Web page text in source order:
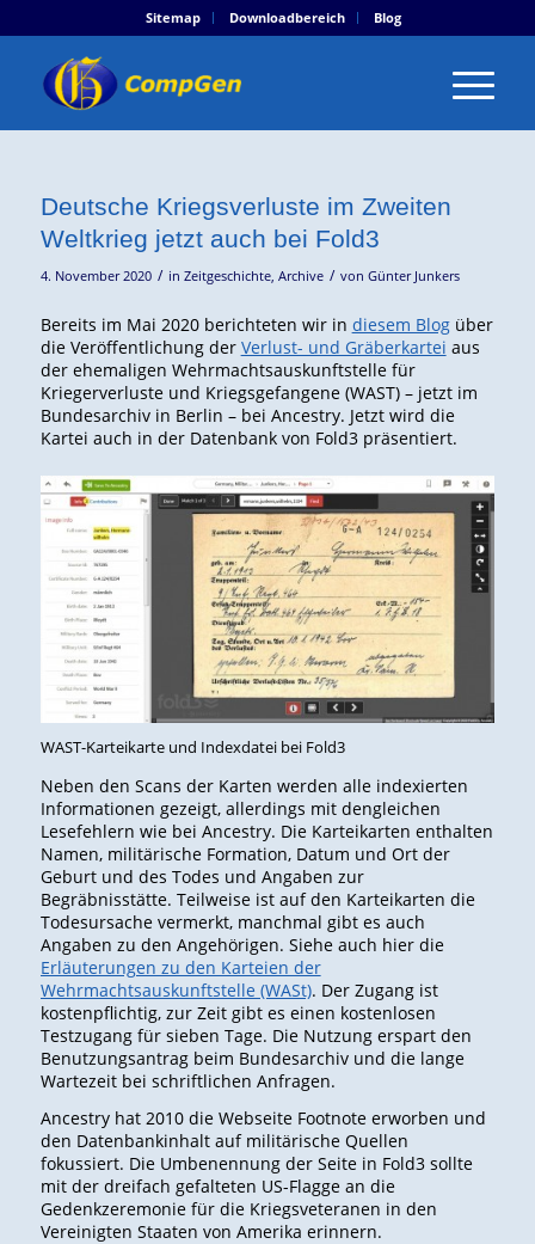
Sitemap Downloadbereich Blog
Deutsche Kriegsverluste im Zweiten
Weltkrieg jetzt auch bei Fold3
4. November 2020 / in Zeitgeschichte, Archive / von Günter Junkers
Bereits im Mai 2020 berichteten wir in diesem Blogüber
die Veröffentlichung der Verlust- und Gräberkartei aus
der ehemaligen Wehrmachtsauskunftstelle für
Kriegerverluste und Kriegsgefangene (WAST) – jetzt im
Bundesarchiv in Berlin – bei Ancestry. Jetzt wird die
Kartei auch in der Datenbank von Fold3 präsentiert.
WAST-Karteikarte und Indexdatei bei Fold3
Neben den Scans der Karten werden alle indexierten
Informationen gezeigt, allerdings mit dengleichen
Lesefehlern wie bei Ancestry. Die Karteikarten enthalten
Namen, militärische Formation, Datum und Ort der
Geburt und des Todes und Angaben zur
Begräbnisstätte. Teilweise ist auf den Karteikarten die
Todesursache vermerkt, manchmal gibt es auch
Angaben zu den Angehörigen. Siehe auch hier die
Erläuterungen zu den Karteien der
Wehrmachtsauskunftstelle (WASt). Der Zugang ist
kostenpflichtig, zur Zeit gibt es einen kostenlosen
Testzugang für sieben Tage. Die Nutzung erspart den
Benutzungsantrag beim Bundesarchiv und die lange
Wartezeit bei schriftlichen Anfragen.
Ancestry hat 2010 die Webseite Footnote erworben und
den Datenbankinhalt auf militärische Quellen
fokussiert. Die Umbenennung der Seite in Fold3 sollte
mit der dreifach gefalteten US-Flagge an die
Gedenkzeremonie für die Kriegsveteranen in den
Vereinigten Staaten von Amerika erinnern.